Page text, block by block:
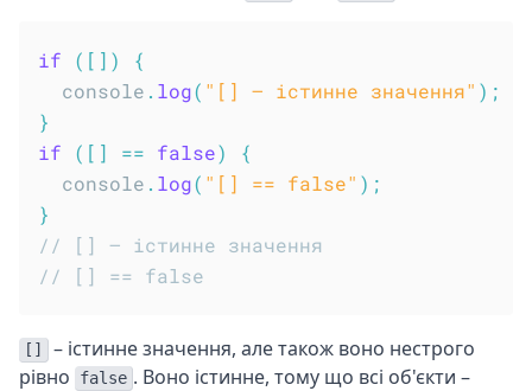
if ( [ ] )
{
  console
. log( "[] – істинне значення" ) ;
}
if
( [ ] == false)
{
  console
. log( "[] == false" ) ;
}
// [] – істинне значення
// [] == false
[]
– істинне значення, але також воно нестрого
рівно
false . Воно істинне, тому що всі об'єкти –